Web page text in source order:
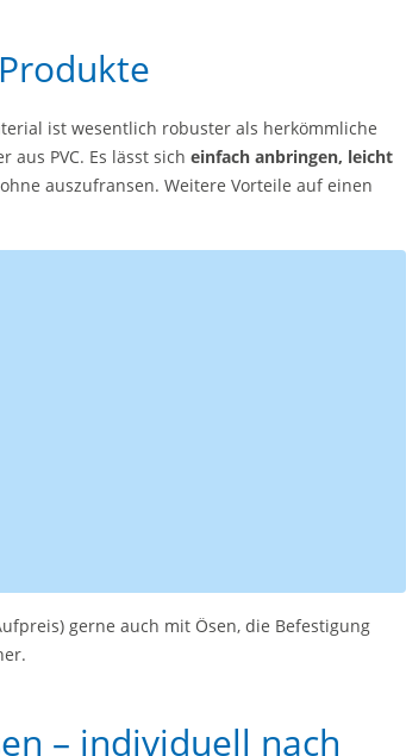
ist wesentlich robuster als herkömmliche
PVC. Es lässt sich einfach anbringen, leicht
auszufransen. Weitere Vorteile auf einen
gerne auch mit Ösen, die Befestigung
– individuell nach